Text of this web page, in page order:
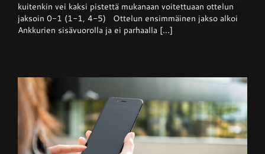
niukan
voiton
Ankkureilta
kuitenkin vei kaksi pistettä mukanaan voitettuaan ottelun
jaksoin 0-1 (1-1, 4-5) Ottelun ensimmäinen jakso alkoi
Ankkurien sisävuorolla ja ei parhaalla [...]